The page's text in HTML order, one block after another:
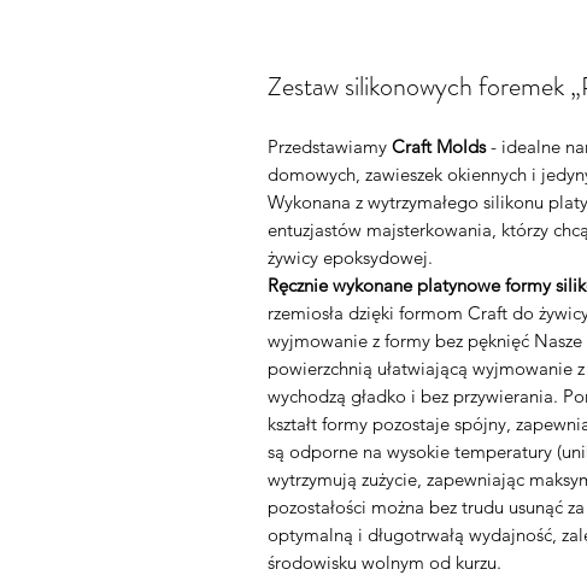
Zestaw silikonowych foremek
Przedstawiamy Craft Molds- idealne
domowych, zawieszek okiennych i
Wykonana z wytrzymałego silikonu
entuzjastów majsterkowania, którzy
żywicy epoksydowej.
Ręcznie wykonane platynowe formy
rzemiosła dzięki formom Craft do
wyjmowanie z formy bez pęknięć Nasze
powierzchnią ułatwiającą wyjmowanie
wychodzą gładko i bez przywierania.
kształt formy pozostaje spójny,
są odporne na wysokie temperatury
wytrzymują zużycie, zapewniając
pozostałości można bez trudu usunąć
optymalną i długotrwałą wydajność,
środowisku wolnym od kurzu.